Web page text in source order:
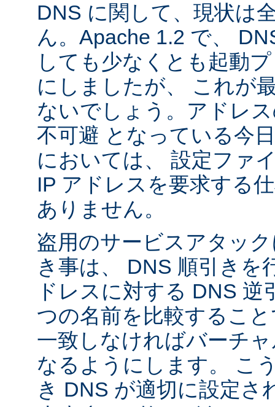
DNS に関して、現状は
ん。Apache 1.2 で、
しても少なくとも起動
にしましたが、 これが
ないでしょう。アドレ
不可避 となっている今
においては、 設定ファ
IP アドレスを要求する
ありません。
盗用のサービスアタッ
き事は、 DNS 順引きを
ドレスに対する DNS
つの名前を比較するこ
一致しなければバーチ
なるようにします。 こ
き DNS が適切に設定さ